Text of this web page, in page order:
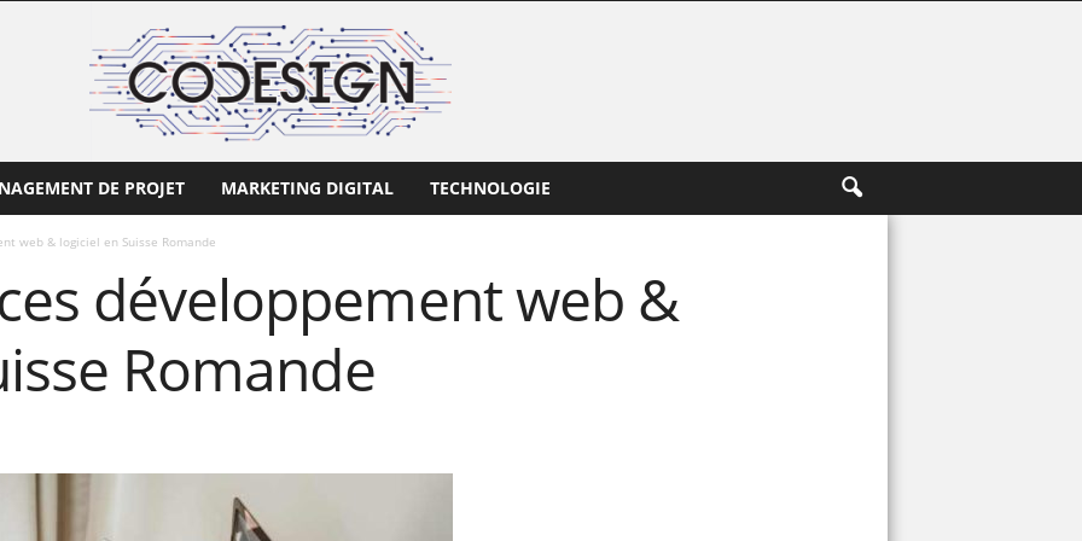
DE PROJET MARKETING DIGITAL TECHNOLOGIE
web & logiciel en Suisse Romande
développement web &
Romande